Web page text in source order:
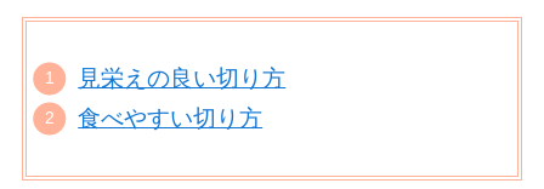
見栄えの良い切り方
食べやすい切り方